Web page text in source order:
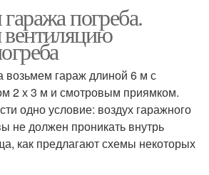
погреба.
возьмем гараж длиной 6 м с
2 х 3 м и смотровым приямком.
одно условие: воздух гаражного
не должен проникать внутрь
как предлагают схемы некоторых